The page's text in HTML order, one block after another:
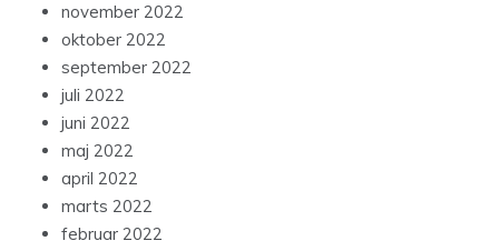
november 2022
oktober 2022
september 2022
juli 2022
juni 2022
maj 2022
april 2022
marts 2022
februar 2022